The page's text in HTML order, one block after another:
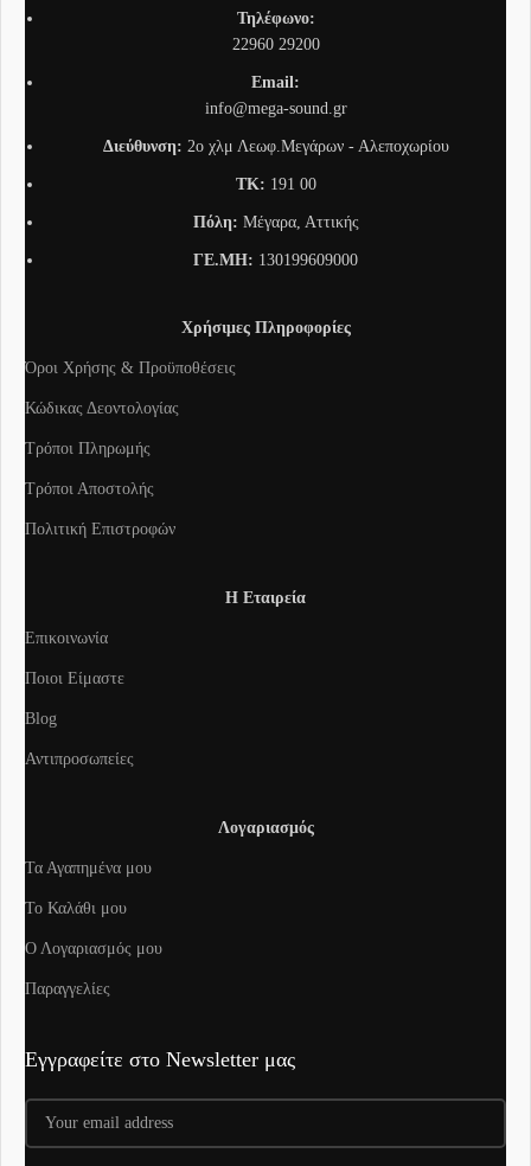
Τηλέφωνο:
22960 29200
Email:
info@mega-sound.gr
Διεύθυνση: 2o χλμ Λεωφ.Μεγάρων - Αλεποχωρίου
TK: 191 00
Πόλη: Μέγαρα, Αττικής
ΓΕ.ΜΗ: 130199609000
Χρήσιμες Πληροφορίες
Όροι Χρήσης & Προϋποθέσεις
Κώδικας Δεοντολογίας
Τρόποι Πληρωμής
Τρόποι Αποστολής
Πολιτική Επιστροφών
Η Εταιρεία
Επικοινωνία
Ποιοι Είμαστε
Blog
Αντιπροσωπείες
Λογαριασμός
Τα Αγαπημένα μου
To Καλάθι μου
Ο Λογαριασμός μου
Παραγγελίες
Εγγραφείτε στο Newsletter μας